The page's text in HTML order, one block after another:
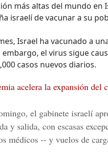
más altas del mundo en
israelí de vacunar a su
Israel ha vacunado a
embargo, el virus sigue
casos nuevos diarios.
acelera la expansión del
el gabinete israelí
y salida, con escasas
médicos -- y vuelos de